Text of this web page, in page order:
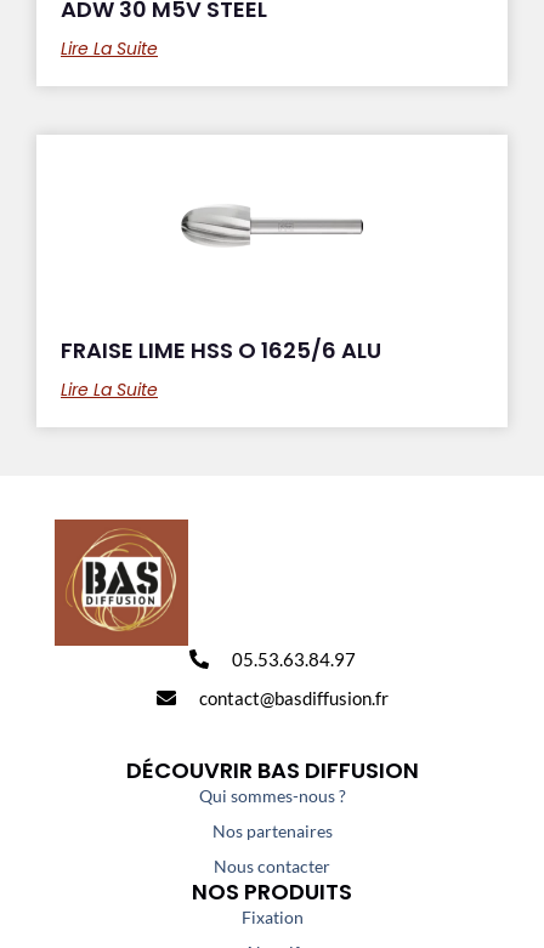
ADW 30 M5V STEEL
Lire La Suite
FRAISE LIME HSS O 1625/6 ALU
Lire La Suite
05.53.63.84.97
contact@basdiffusion.fr
DÉCOUVRIR BAS DIFFUSION
Qui sommes-nous ?
Nos partenaires
Nous contacter
NOS PRODUITS
Fixation